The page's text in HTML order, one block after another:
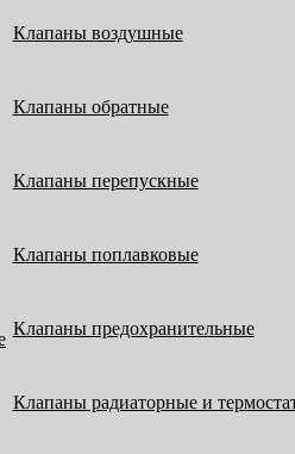
Клапаны воздушные
Клапаны обратные
Клапаны перепускные
Клапаны поплавковые
Клапаны предохранительные
Клапаны радиаторные и